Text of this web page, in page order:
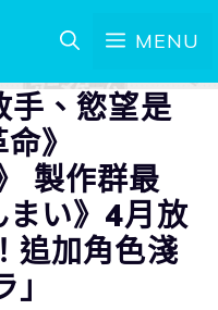
MENU
手、慾望是
》
製作群最
まい》4月放
追加角色淺